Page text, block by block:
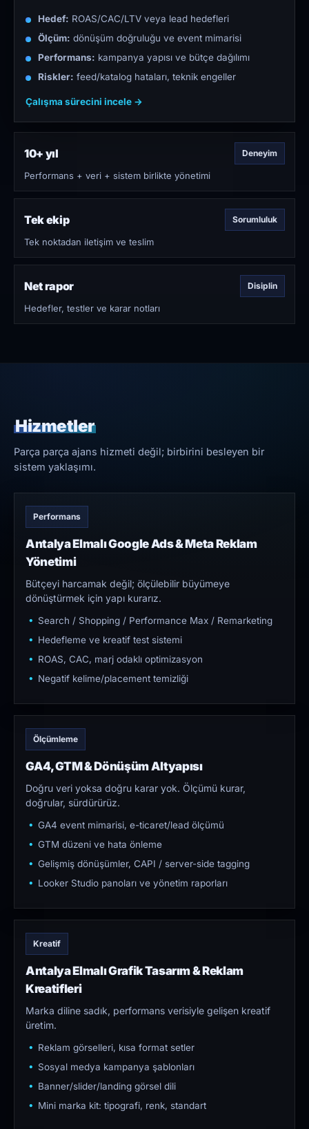
Hedef: ROAS/CAC/LTV veya lead hedefleri
Ölçüm: dönüşüm doğruluğu ve event mimarisi
Performans: kampanya yapısı ve bütçe dağılımı
Riskler: feed/katalog hataları, teknik engeller
Çalışma sürecini incele →
10+ yıl Deneyim
Performans + veri + sistem birlikte yönetimi
Tek ekip Sorumluluk
Tek noktadan iletişim ve teslim
Net rapor Disiplin
Hedefler, testler ve karar notları
Hizmetler
Parça parça ajans hizmeti değil; birbirini besleyen bir
sistem yaklaşımı.
Performans
Antalya Elmalı Google Ads & Meta Reklam
Yönetimi
Bütçeyi harcamak değil; ölçülebilir büyümeye
dönüştürmek için yapı kurarız.
Search / Shopping / Performance Max / Remarketing
Hedefleme ve kreatif test sistemi
ROAS, CAC, marj odaklı optimizasyon
Negatif kelime/placement temizliği
Ölçümleme
GA4, GTM & Dönüşüm Altyapısı
Doğru veri yoksa doğru karar yok. Ölçümü kurar,
doğrular, sürdürürüz.
GA4 event mimarisi, e-ticaret/lead ölçümü
GTM düzeni ve hata önleme
Gelişmiş dönüşümler, CAPI / server-side tagging
Looker Studio panoları ve yönetim raporları
Kreatif
Antalya Elmalı Grafik Tasarım & Reklam
Kreatifleri
Marka diline sadık, performans verisiyle gelişen kreatif
üretim.
Reklam görselleri, kısa format setler
Sosyal medya kampanya şablonları
Banner/slider/landing görsel dili
Mini marka kit: tipografi, renk, standart